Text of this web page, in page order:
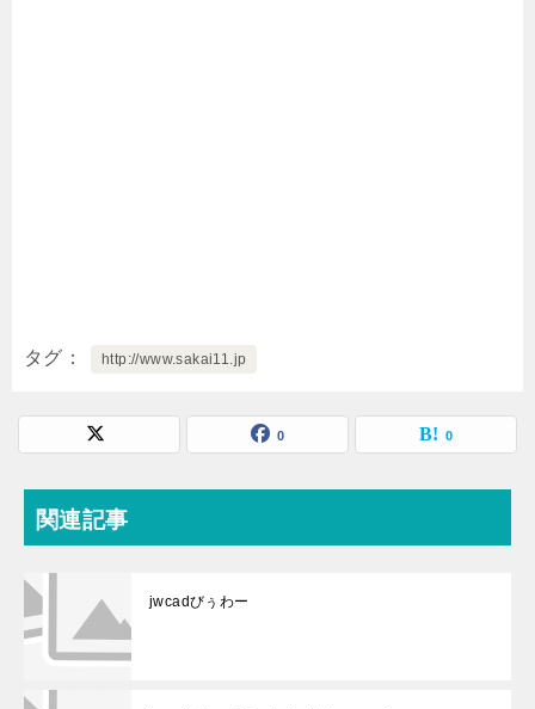
タグ http://www.sakai11.jp
0 0
関連記事
jwcadびぅわー